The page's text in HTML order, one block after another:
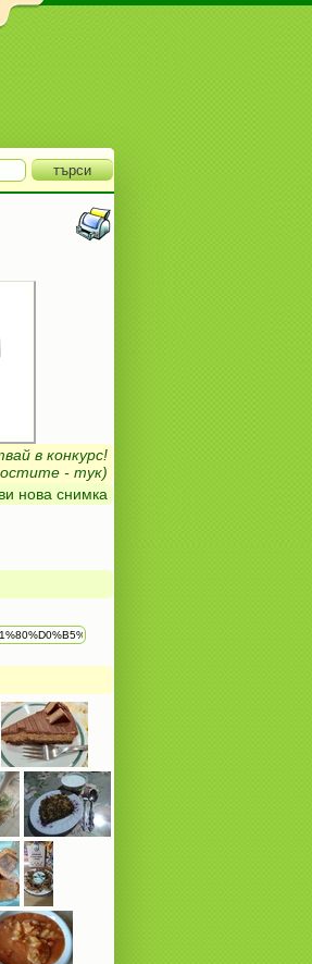
в конкурс!
- тук)
нова снимка